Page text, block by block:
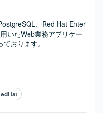
、Red Hat Enter
いたWeb業務アプリケー
おります。